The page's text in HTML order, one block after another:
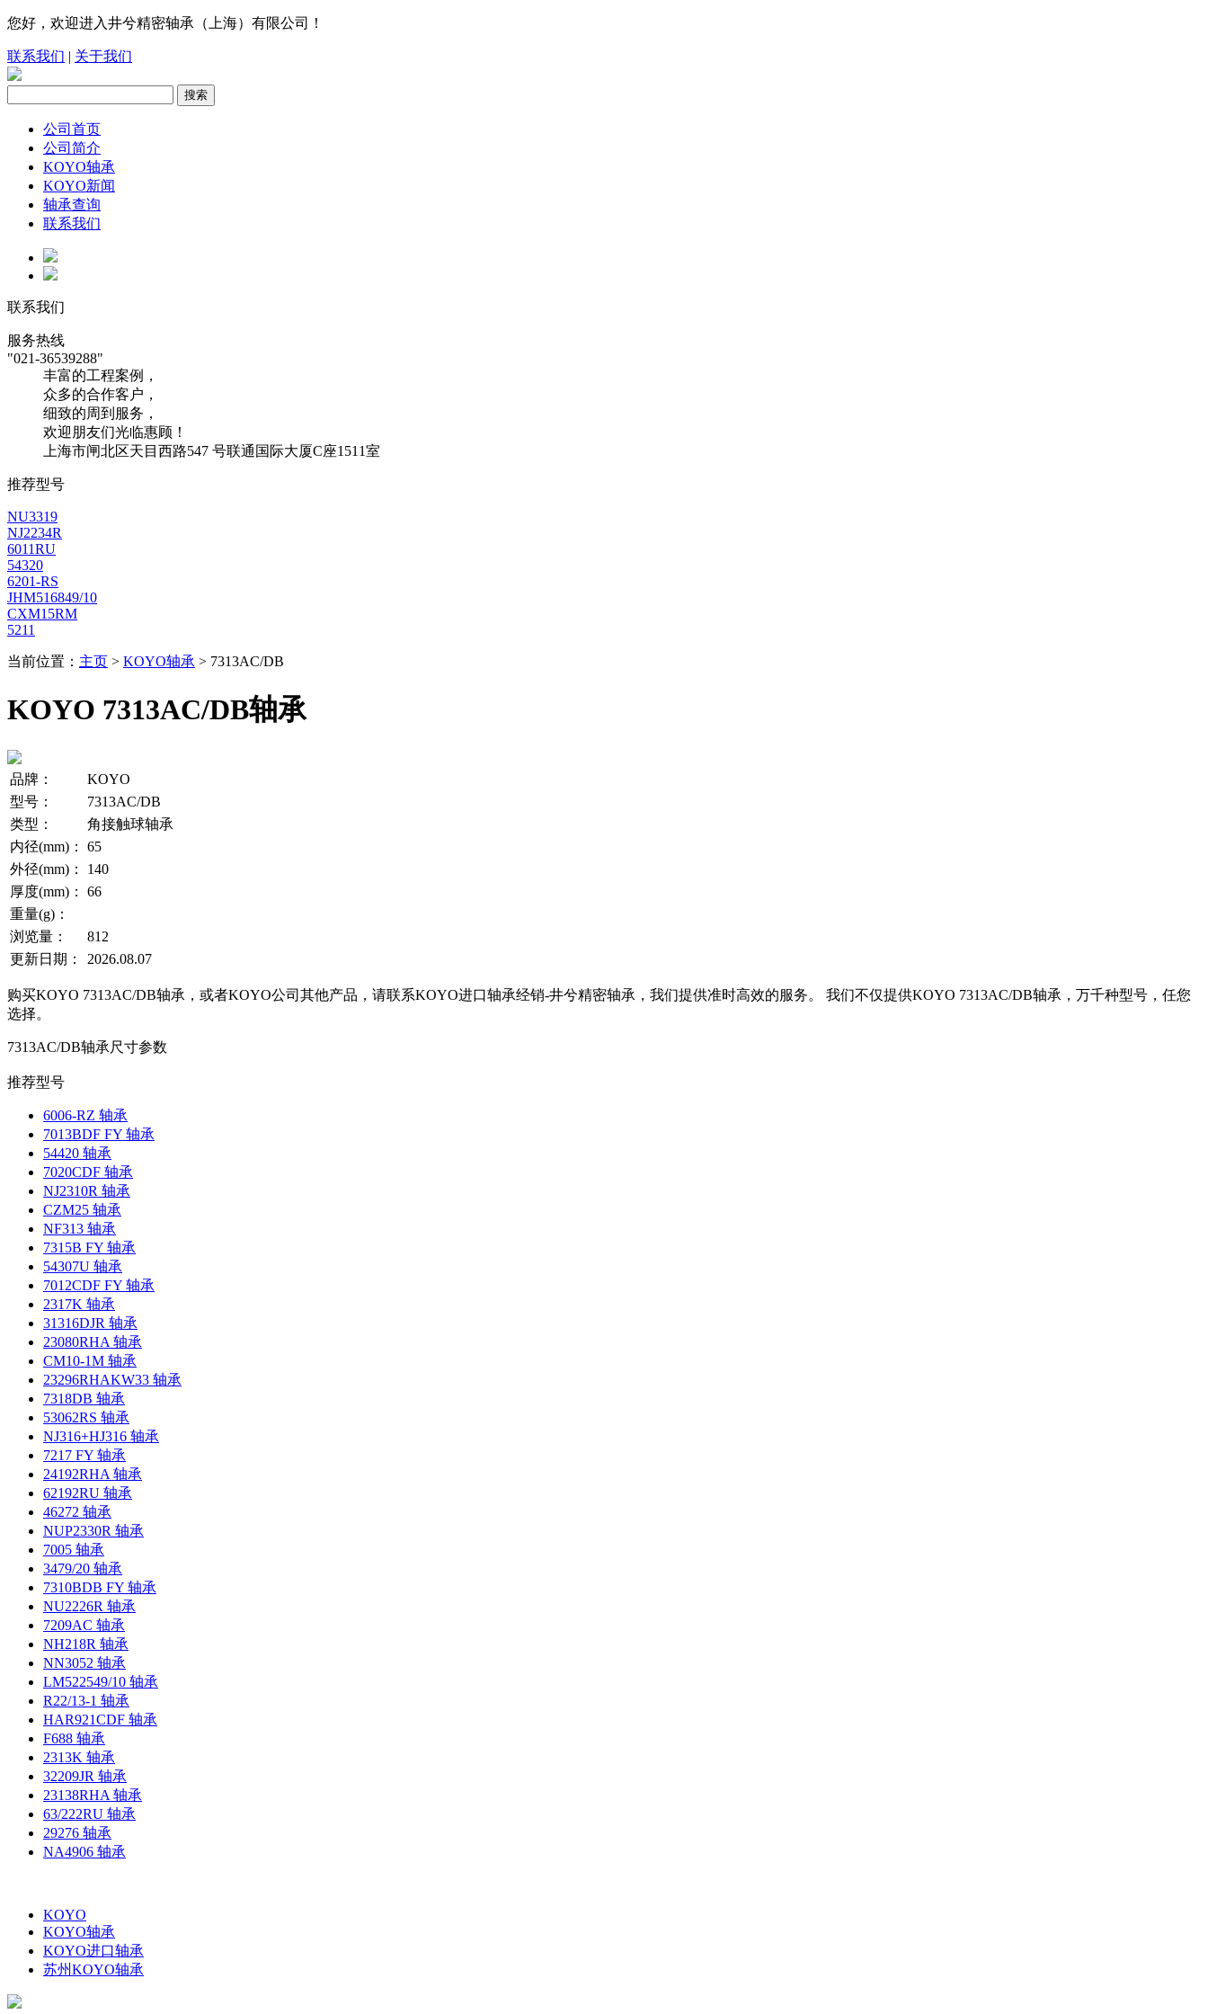
您好，欢迎进入井兮精密轴承（上海）有限公司！
联系我们 | 关于我们
公司首页
公司简介
KOYO轴承
KOYO新闻
轴承查询
联系我们
联系我们
服务热线
"021-36539288"
丰富的工程案例，
众多的合作客户，
细致的周到服务，
欢迎朋友们光临惠顾！
上海市闸北区天目西路547 号联通国际大厦C座1511室
推荐型号
NU3319
NJ2234R
6011RU
54320
6201-RS
JHM516849/10
CXM15RM
5211
当前位置： 主页 > KOYO轴承 > 7313AC/DB
KOYO 7313AC/DB轴承
品牌：
KOYO
型号：
7313AC/DB
类型：
角接触球轴承
内径(mm)：
65
外径(mm)：
140
厚度(mm)：
66
重量(g)：
浏览量：
812
更新日期：
2026.08.07
购买KOYO 7313AC/DB轴承，或者KOYO公司其他产品，请联系KOYO进口轴承经销-井兮精密轴承，我们提供准时高效的服务。 我们不仅提供KOYO 7313AC/DB轴承，万千种型号，任您
选择。
7313AC/DB轴承尺寸参数
推荐型号
6006-RZ 轴承
7013BDF FY 轴承
54420 轴承
7020CDF 轴承
NJ2310R 轴承
CZM25 轴承
NF313 轴承
7315B FY 轴承
54307U 轴承
7012CDF FY 轴承
2317K 轴承
31316DJR 轴承
23080RHA 轴承
CM10-1M 轴承
23296RHAKW33 轴承
7318DB 轴承
53062RS 轴承
NJ316+HJ316 轴承
7217 FY 轴承
24192RHA 轴承
62192RU 轴承
46272 轴承
NUP2330R 轴承
7005 轴承
3479/20 轴承
7310BDB FY 轴承
NU2226R 轴承
7209AC 轴承
NH218R 轴承
NN3052 轴承
LM522549/10 轴承
R22/13-1 轴承
HAR921CDF 轴承
F688 轴承
2313K 轴承
32209JR 轴承
23138RHA 轴承
63/222RU 轴承
29276 轴承
NA4906 轴承
KOYO
KOYO轴承
KOYO进口轴承
苏州KOYO轴承